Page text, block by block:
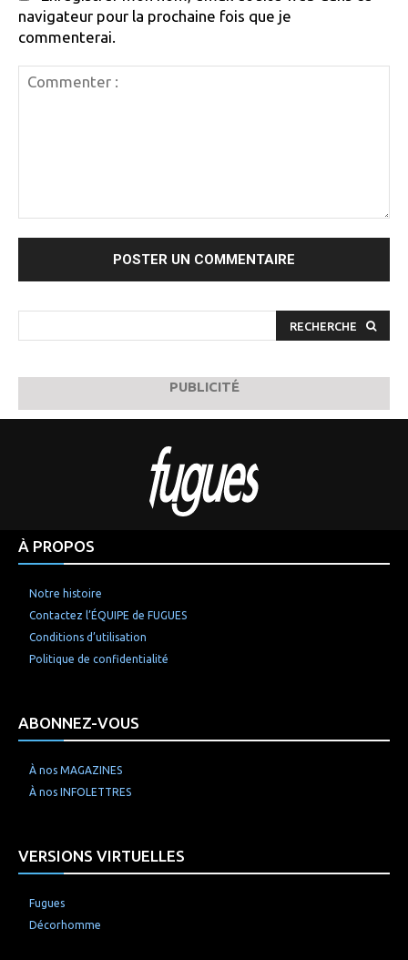
navigateur pour la prochaine fois que je
commenterai.
RECHERCHE
PUBLICITÉ
À PROPOS
Notre histoire
Contactez l’ÉQUIPE de FUGUES
Conditions d’utilisation
Politique de confidentialité
ABONNEZ-VOUS
À nos MAGAZINES
À nos INFOLETTRES
VERSIONS VIRTUELLES
Fugues
Décorhomme